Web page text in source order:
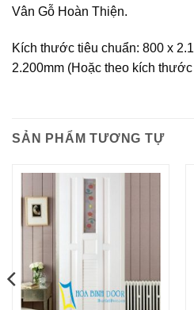
Vân Gỗ Hoàn Thiện.
Kích thước tiêu chuẩn: 800 x
2.200mm (Hoặc theo kích
SẢN PHẨM TƯƠNG TỰ